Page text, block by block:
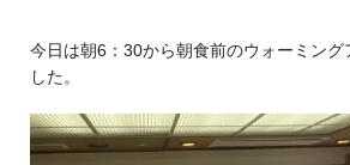
今日は朝6：30から朝食前のウォーミング
した。